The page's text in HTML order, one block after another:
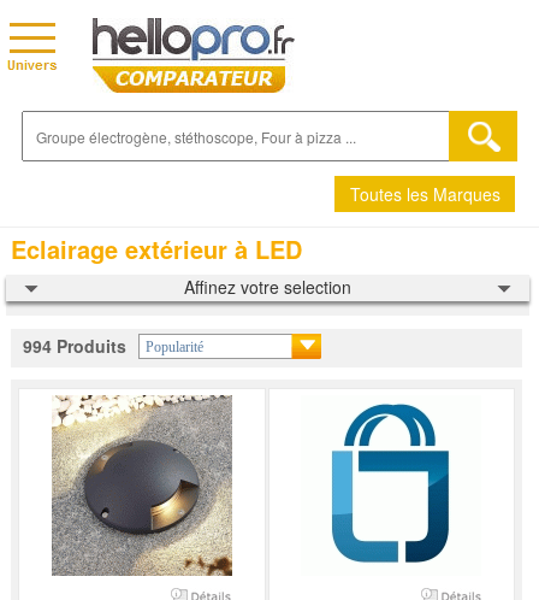
Toutes les Marques
Affinez votre selection
Eclairage extérieur à LED
994 Produits Popularité